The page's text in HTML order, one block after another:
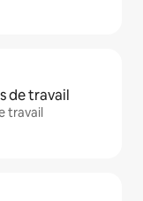
de travail
travail